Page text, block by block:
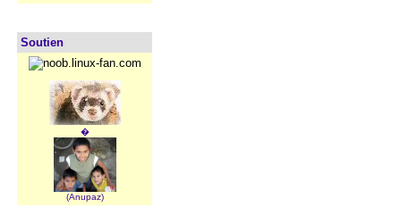
Soutien
�
(Anupaz)